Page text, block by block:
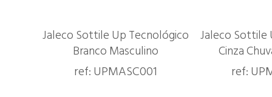
Jaleco Sottile Up Tecnológico
Branco Masculino
ref: UPMASC001
Jaleco Sottile
Cinza
ref: